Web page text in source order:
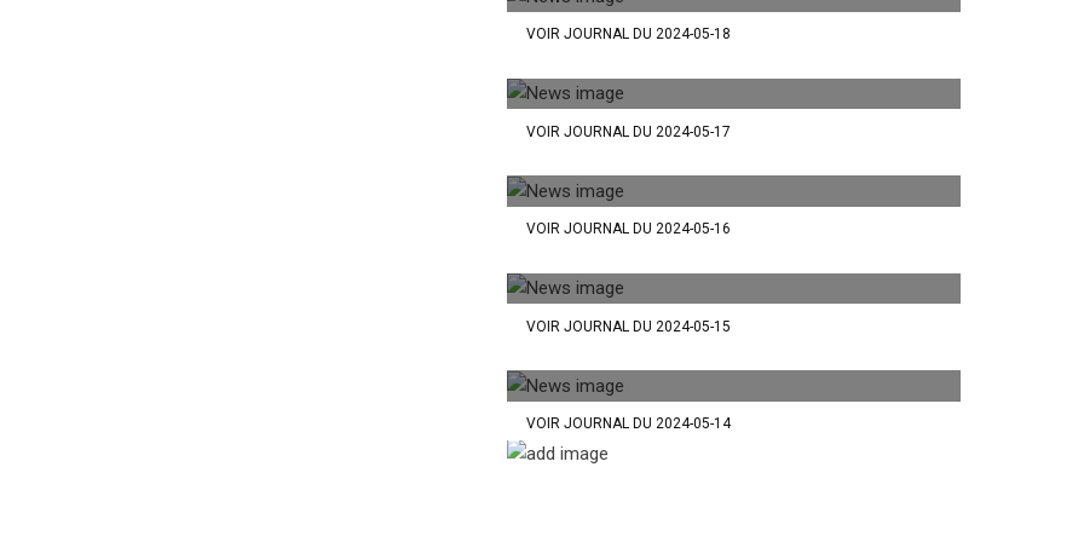
VOIR JOURNAL DU 2024-05-18
VOIR JOURNAL DU 2024-05-17
VOIR JOURNAL DU 2024-05-16
VOIR JOURNAL DU 2024-05-15
VOIR JOURNAL DU 2024-05-14